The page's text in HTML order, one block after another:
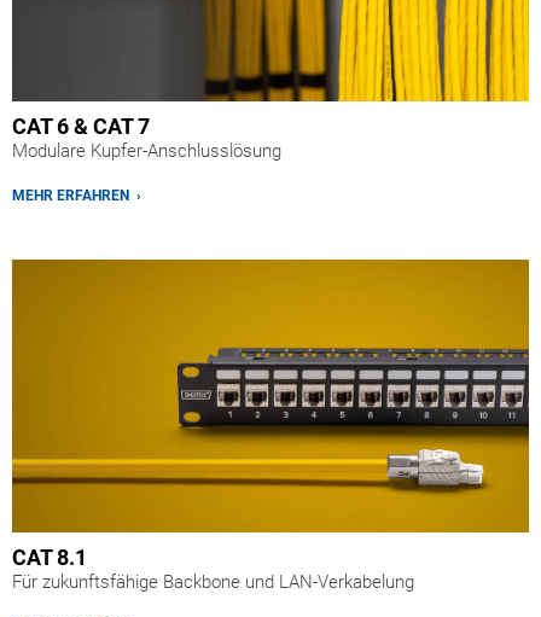
CAT 6 & CAT 7
Modulare Kupfer-Anschlusslösung
MEHR ERFAHREN ›
CAT 8.1
Für zukunftsfähige Backbone und LAN-Verkabelung